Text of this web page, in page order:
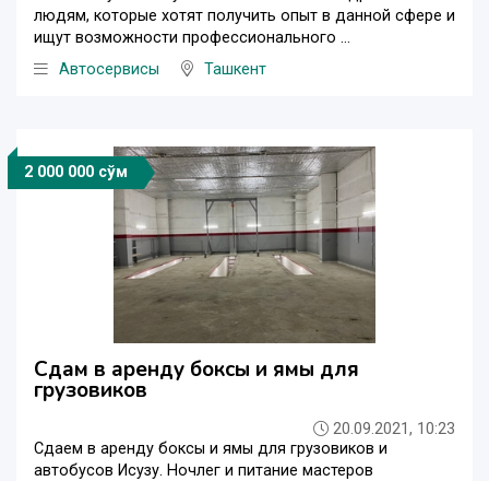
людям, которые хотят получить опыт в данной сфере и
ищут возможности профессионального ...
Автосервисы
Ташкент
2 000 000 сўм
Сдам в аренду боксы и ямы для
грузовиков
20.09.2021, 10:23
Сдаем в аренду боксы и ямы для грузовиков и
автобусов Исузу. Ночлег и питание мастеров